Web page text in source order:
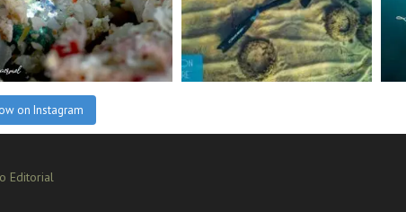
Aug 14 Jun 15
on Instagram
Editorial